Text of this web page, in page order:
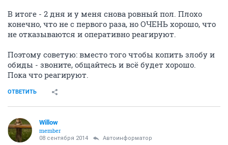
В итоге - 2 дня и у меня снова ровный пол. Плохо
конечно, что не с первого раза, но ОЧЕНЬ хорошо, что
не отказываются и оперативно реагируют.
Поэтому советую: вместо того чтобы копить злобу и
обиды - звоните, общайтесь и всё будет хорошо.
Пока что реагируют.
ОТВЕТИТЬ
Willow
member
08 сентября 2014 Автоинформатор